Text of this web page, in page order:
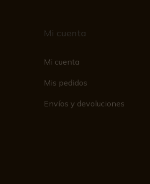
Mi cuenta
Mi cuenta
Mis pedidos
Envíos y devoluciones